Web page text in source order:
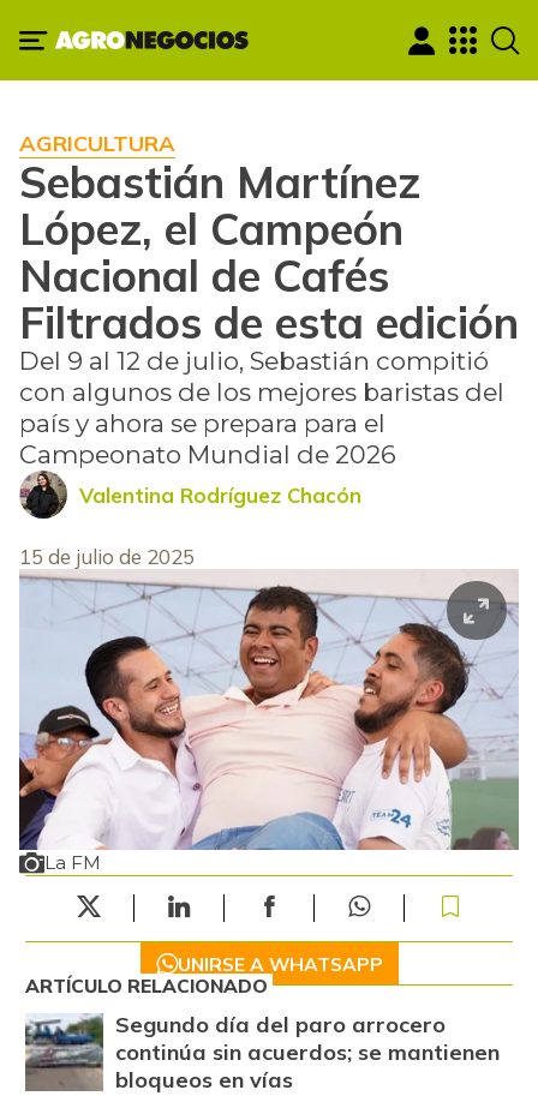
AGRICULTURA
Sebastián Martínez
López, el Campeón
Nacional de Cafés
Filtrados de esta edición
Del 9 al 12 de julio, Sebastián compitió
con algunos de los mejores baristas del
país y ahora se prepara para el
Campeonato Mundial de 2026
Valentina Rodríguez Chacón
15 de julio de 2025
La FM
UNIRSE A WHATSAPP
ARTÍCULO RELACIONADO
Segundo día del paro arrocero
continúa sin acuerdos; se mantienen
bloqueos en vías